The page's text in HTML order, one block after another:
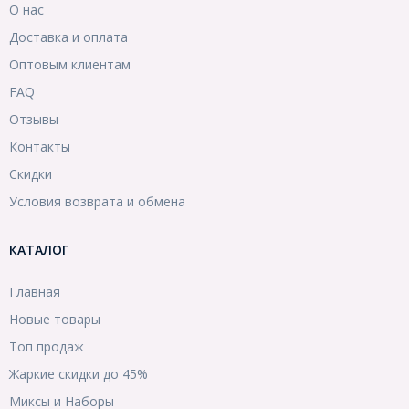
О нас
Доставка и оплата
Оптовым клиентам
FAQ
Отзывы
Контакты
Скидки
Условия возврата и обмена
КАТАЛОГ
Главная
Новые товары
Топ продаж
Жаркие скидки до 45%
Миксы и Наборы